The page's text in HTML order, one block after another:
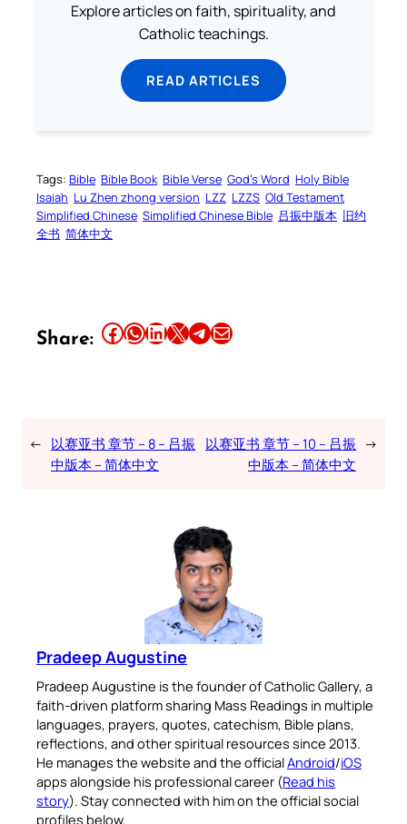
Explore articles on faith, spirituality, and
Catholic teachings.
READ ARTICLES
Tags: Bible Bible Book Bible Verse God’s Word Holy Bible
Isaiah Lu Zhen zhong version LZZ LZZS Old Testament
Simplified Chinese Simplified Chinese Bible 吕振中版本 旧约
全书 简体中文
Share: Share this article on Facebook Share this article on WhatsApp Share this article on LinkedIn Share this article on X Share this article on TelegramEmail this Article
← 以赛亚书 章节 – 8 – 吕振
中版本 – 简体中文
以赛亚书 章节 – 10 – 吕振
中版本 – 简体中文
→
Pradeep Augustine
Pradeep Augustine is the founder of Catholic Gallery, a
faith-driven platform sharing Mass Readings in multiple
languages, prayers, quotes, catechism, Bible plans,
reflections, and other spiritual resources since 2013.
He manages the website and the officialAndroid/iOS
apps alongside his professional career (Read his
story). Stay connected with him on the official social
profiles below.